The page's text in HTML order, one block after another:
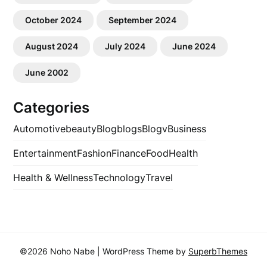
October 2024 September 2024
August 2024 July 2024 June 2024
June 2002
Categories
AutomotivebeautyBlogblogsBlogvBusiness
EntertainmentFashionFinanceFoodHealth
Health & WellnessTechnologyTravel
©2026 Noho Nabe | WordPress Theme by SuperbThemes